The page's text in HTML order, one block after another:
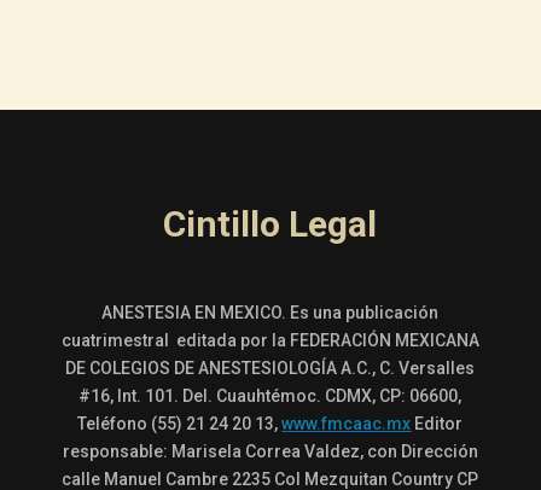
Cintillo Legal
ANESTESIA EN MEXICO. Es una publicación
cuatrimestral editada por la FEDERACIÓN MEXICANA
DE COLEGIOS DE ANESTESIOLOGÍA A.C., C. Versalles
#16, Int. 101. Del. Cuauhtémoc. CDMX, CP: 06600,
Teléfono (55) 21 24 20 13,www.fmcaac.mx Editor
responsable: Marisela Correa Valdez, con Dirección
calle Manuel Cambre 2235 Col Mezquitan Country CP